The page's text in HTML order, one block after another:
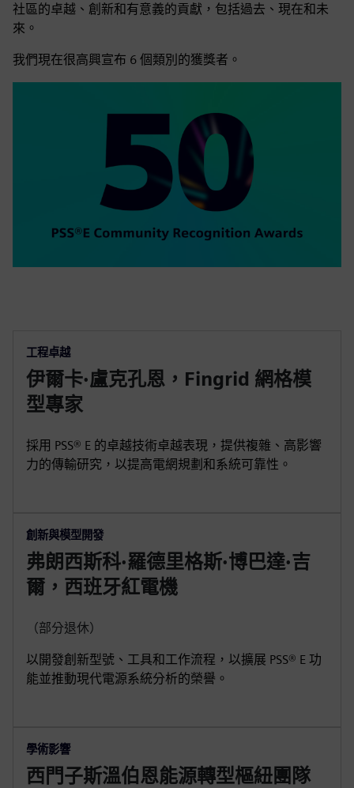
社區的卓越、創新和有意義的貢獻，包括過去、現在和未
來。
我們現在很高興宣布 6 個類別的獲獎者。
工程卓越
伊爾卡·盧克孔恩，Fingrid 網格模
型專家
採用 PSS® E 的卓越技術卓越表現，提供複雜、高影響
力的傳輸研究，以提高電網規劃和系統可靠性。
創新與模型開發
弗朗西斯科·羅德里格斯·博巴達·吉
爾，西班牙紅電機
（部分退休）
以開發創新型號、工具和工作流程，以擴展 PSS® E 功
能並推動現代電源系統分析的榮譽。
學術影響
西門子斯溫伯恩能源轉型樞紐團隊